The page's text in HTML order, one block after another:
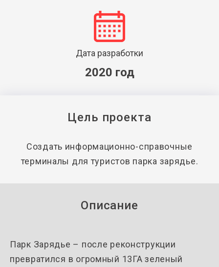
Дата разработки
2020 год
Цель проекта
Создать информационно-справочные
терминалы для туристов парка зарядье.
Описание
Парк Зарядье – после реконструкции
превратился в огромный 13ГА зеленый